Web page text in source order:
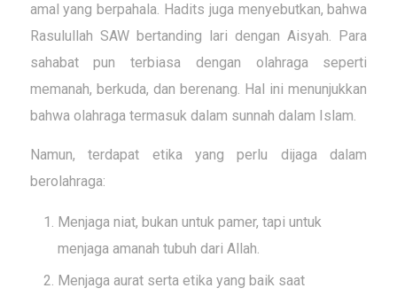
amal yang berpahala. Hadits juga menyebutkan, bahwa
Rasulullah SAW bertanding lari dengan Aisyah. Para
sahabat pun terbiasa dengan olahraga seperti
memanah, berkuda, dan berenang. Hal ini menunjukkan
bahwa olahraga termasuk dalam sunnah dalam Islam.
Namun, terdapat etika yang perlu dijaga dalam
berolahraga:
Menjaga niat, bukan untuk pamer, tapi untuk
menjaga amanah tubuh dari Allah.
Menjaga aurat serta etika yang baik saat